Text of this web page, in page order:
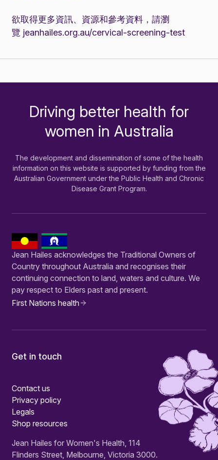
欲取得更多資訊、資源和參考資料，請瀏
覽 jeanhailes.org.au/cervical-screening-test
Driving better health for
women in Australia
The development and dissemination of some of the health
information on this website is supported by funding from the
Australian Government under the Public Health and Chronic
Disease Grant Program.
Jean Hailes acknowledges the Traditional Owners of
Country throughout Australia and recognises their
continuing connection to land, waters and culture. We
pay respect to Elders past and present.
First Nations health
Get in touch
Contact us
Privacy policy
Legals
Shop resources
Jean Hailes for Women's Health, 114
Flinders Street, Melbourne, Victoria 3000.